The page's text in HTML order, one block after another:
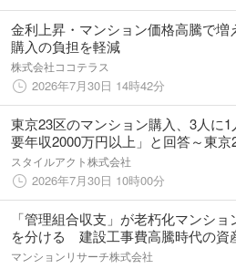
金利上昇・マンション価格高騰で増
購入の負担を軽減
株式会社ココテラス
2026年7月30日 14時42分
東京23区のマンション購入、3人に1
要年収2000万円以上」と回答～東京
者の6割が1億円超を検討、世帯年収
未満は郊外エリアへシフト～
スタイルアクト株式会社
2026年7月30日 10時00分
「管理組合収支」が老朽化マンショ
を分ける 建設工事費高騰時代の資
管理
マンションリサーチ株式会社